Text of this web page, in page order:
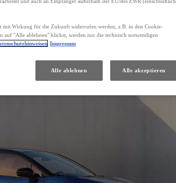
Wirkung für die Zukunft widerrufen werden, z.B. in den Cookie-
auf "Alle ablehnen" klickst, werden nur die technisch notwendigen
Impressum
Alle ablehnen Alle akzeptieren